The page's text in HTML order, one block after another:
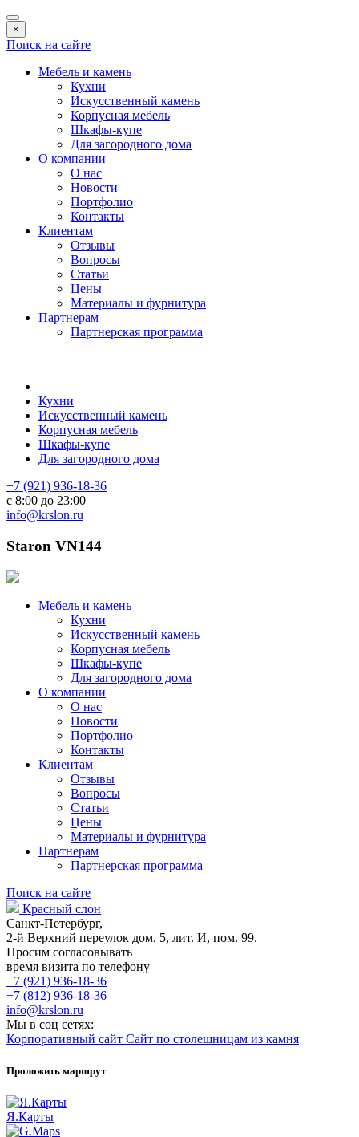
×
Поиск на сайте
Мебель и камень
Кухни
Искусственный камень
Корпусная мебель
Шкафы-купе
Для загородного дома
О компании
О нас
Новости
Портфолио
Контакты
Клиентам
Отзывы
Вопросы
Статьи
Цены
Материалы и фурнитура
Партнерам
Партнерская программа
Кухни
Искусственный камень
Корпусная мебель
Шкафы-купе
Для загородного дома
+7 (921) 936-18-36
с 8:00 до 23:00
info@krslon.ru
Staron VN144
Мебель и камень
Кухни
Искусственный камень
Корпусная мебель
Шкафы-купе
Для загородного дома
О компании
О нас
Новости
Портфолио
Контакты
Клиентам
Отзывы
Вопросы
Статьи
Цены
Материалы и фурнитура
Партнерам
Партнерская программа
Поиск на сайте
Красный слон
Санкт-Петербург,
2-й Верхний переулок дом. 5, лит. И, пом. 99.
Просим согласовывать
время визита по телефону
+7 (921) 936-18-36
+7 (812) 936-18-36
info@krslon.ru
Мы в соц сетях:
Корпоративный сайт Сайт по столешницам из камня
Проложить маршрут
Я.Карты